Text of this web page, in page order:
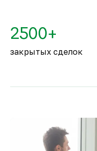
2500+
закрытых сделок